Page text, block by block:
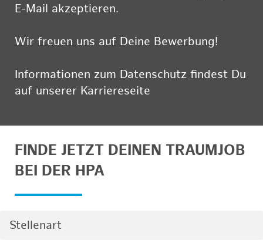
E-Mail akzeptieren.
Wir freuen uns auf Deine Bewerbung!
Informationen zum Datenschutz findest Du
auf unserer Karriereseite
FINDE JETZT DEINEN TRAUMJOB
BEI DER HPA
Stellenart